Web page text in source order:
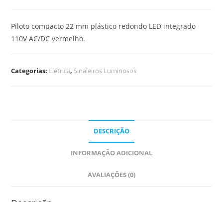
Piloto compacto 22 mm plástico redondo LED integrado
110V AC/DC vermelho.
Categorias: Elétrica, Sinaleiros Luminosos
DESCRIÇÃO
INFORMAÇÃO ADICIONAL
AVALIAÇÕES (0)